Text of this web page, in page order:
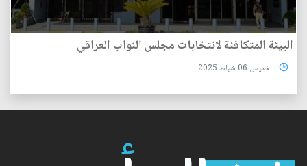
البيئة المتكافئة لانتخابات مجلس النواب العراقي
الخميس 06 شباط 2025